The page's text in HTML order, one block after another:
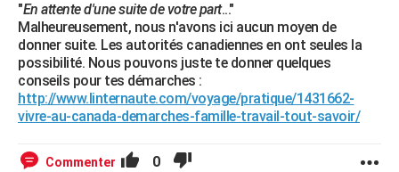
"En attente d'une suite de votre part..."
Malheureusement, nous n'avons ici aucun moyen de
donner suite. Les autorités canadiennes en ont seules la
possibilité. Nous pouvons juste te donner quelques
conseils pour tes démarches :
http://www.linternaute.com/voyage/pratique/1431662-
vivre-au-canada-demarches-famille-travail-tout-savoir/
Commenter 0